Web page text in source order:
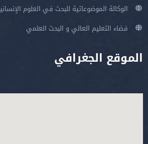
الوكالة الموضوعاتية للبحث في العلوم
فضاء التعليم العالي و البحث العلمي
الموقع الجغرافي